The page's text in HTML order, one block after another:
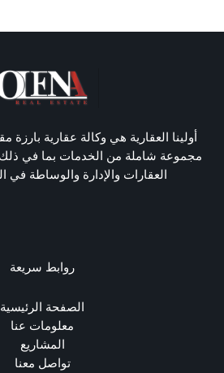
1
أولينا العقارية هي وكالة عقارية
مجموعة شاملة من الخدمات بما في ذلك
العقارات والإدارة والوساطة في
روابط سريعة
الصفحة الرئيسية
معلومات عنا
المشاريع
تواصل معنا